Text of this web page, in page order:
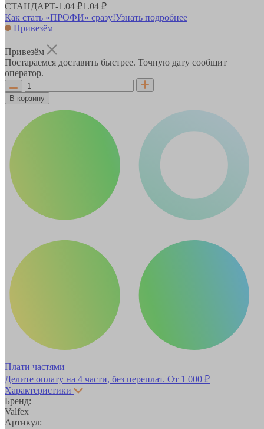
СТАНДАРТ-1.04 ₽1.04 ₽
Как стать «ПРОФИ» сразу!Узнать подробнее
Привезём
Привезём
Постараемся доставить быстрее. Точную дату сообщит
оператор.
В корзину
Плати частями
Делите оплату на 4 части, без переплат. От 1 000 ₽
Характеристики
Бренд:
Valfex
Артикул: